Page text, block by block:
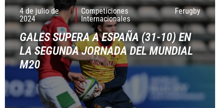
4 de julio de
2024
Competiciones
Internacionales
Ferugby
GALES SUPERA A ESPAÑA (31-10) EN
LA SEGUNDA JORNADA DEL MUNDIAL
M20